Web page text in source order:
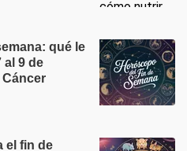
qué le
al 9 de
el fin de